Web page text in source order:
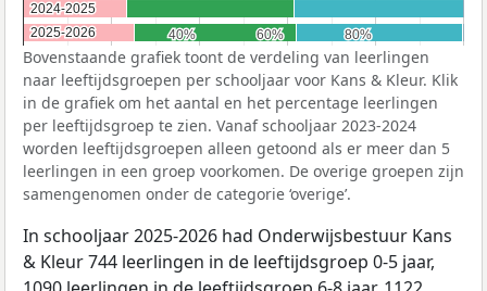
40%
40% 60%
60% 80%
80%
2024-2025
2024-2025
2025-2026
2025-2026
Bovenstaande grafiek toont de verdeling van leerlingen
naar leeftijdsgroepen per schooljaar voor Kans & Kleur. Klik
in de grafiek om het aantal en het percentage leerlingen
per leeftijdsgroep te zien. Vanaf schooljaar 2023-2024
worden leeftijdsgroepen alleen getoond als er meer dan 5
leerlingen in een groep voorkomen. De overige groepen zijn
samengenomen onder de categorie ‘overige’.
In schooljaar 2025-2026 had Onderwijsbestuur Kans
& Kleur 744 leerlingen in de leeftijdsgroep 0-5 jaar,